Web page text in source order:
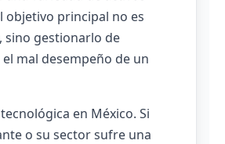
objetivo principal no es
sino gestionarlo de
mal desempeño de un
en México. Si
o su sector sufre una